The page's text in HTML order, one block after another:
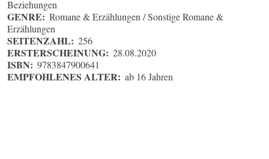
Beziehungen
GENRE: Romane & Erzählungen / Sonstige Romane &
Erzählungen
SEITENZAHL: 256
ERSTERSCHEINUNG: 28.08.2020
ISBN: 9783847900641
EMPFOHLENES ALTER: ab 16 Jahren